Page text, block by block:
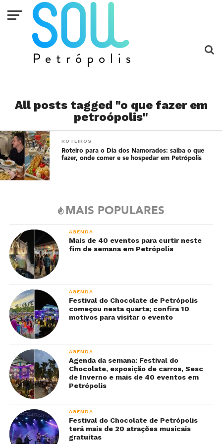
All posts tagged "o que fazer em
petroópolis"
ROTEIROS
Roteiro para o Dia dos Namorados: saiba o que
fazer, onde comer e se hospedar em Petrópolis
MAIS POPULARES
AGENDA
Mais de 40 eventos para curtir neste
fim de semana em Petrópolis
AGENDA
Festival do Chocolate de Petrópolis
começou nesta quarta; confira 10
motivos para visitar o evento
AGENDA
Agenda da semana: Festival do
Chocolate, exposição de carros, Sesc
de Inverno e mais de 40 eventos em
Petrópolis
AGENDA
Festival do Chocolate de Petrópolis
terá mais de 20 atrações musicais
gratuitas